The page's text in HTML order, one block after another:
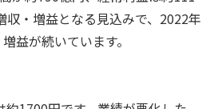
収・増益となる見込みで、2022年
益が続いています。